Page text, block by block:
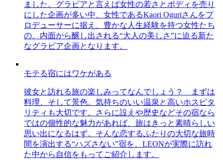
ました。グラビアと言えば女性の若さとボディを売り
にした企画が多い中、女性であるKaori Oguriさんをプ
ロデューサーに据え、豊かな人生経験を持つ女性たち
の、内面から醸し出される“大人の美しさ”に迫る新た
なグラビア企画となります。
モテる宿にはワケがある
彼女と訪れる旅の楽しみってなんでしょう？ まずは
料理、そして景色。気持ちのいい温泉と高いホスピタ
リティも大切です。さらに設えや歴史などその宿なら
ではの個性的な魅力があれば、旅はきっと素晴らしい
思い出になるはず。そんな恋するふたりの大切な旅時
間を演出する“ハズさない”宿を、LEONが実際に訪れ
た中から自信をもってご紹介します。